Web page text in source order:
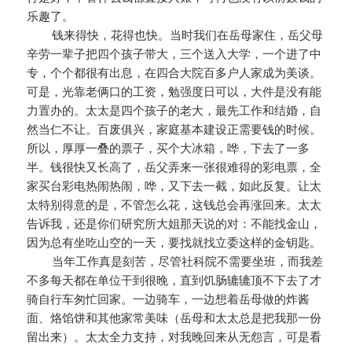
乐趣了。
钱来得快，花得也快。当时我们在岳母家住，岳父母
辛劳一辈子把四个孩子带大，三个送入大学，一个进了中
专，个个都很有出息，在四合大院百多户人家成为美谈。
可是，光靠老俩口的工资，勉强度日可以，大件是没有能
力置办的。太太是四个孩子的老大，最先工作和结婚，自
然当仁不让。百废俱兴，家庭基本建设正需要钱的时候。
所以，厚厚一叠的票子，买个大冰箱，哗，下去了一多
半。钱很快又长高了，岳父弄来一张很难得的彩电票，全
家买台彩电热闹热闹，哗，又下去一截，如此反复。让太
太特别得意的是，不管怎么花，这钱总会再涨回来。太太
告诉我，还是你们研究所大姐那天说的对：不能找金山，
因为总有坐吃山空的一天，要找就找立委这样的金钥匙。
当年工作真是刻苦，尽管社科院不需要坐班，而我差
不多每天都在单位干到很晚，直到饥肠辘辘顶不下去了才
骑自行车匆忙回家。一边骑车，一边想着岳母做的炸酱
面、烙馅饼和其他家常美味（岳母和太太总是把我那一份
留出来）。太太全力支持，对我晚回来从无怨言，可是看